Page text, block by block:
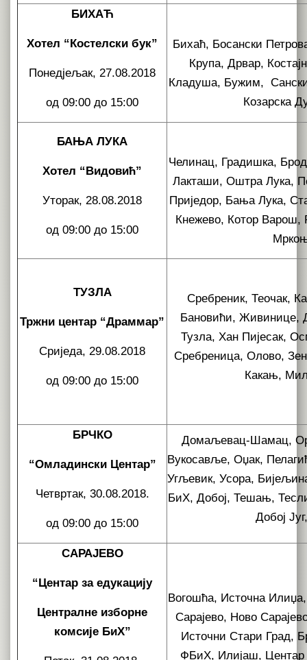
БИХАЋ
Хотел “Костелски бук”
Понедјељак, 27.08.2018
од 09:00 до 15:00
Бихаћ, Босански
Крупа, Дрвар,
Кладуша, Бужим,
Козарска
БАЊА ЛУКА
Хотел “Видовић”
Уторак, 28.08.2018
од 09:00 до 15:00
Челинац, Градишка,
Лакташи, Оштра Лука,
Приједор, Бања Лука,
Кнежево, Котор Варош,
ТУЗЛА
Тржни центар “Драммар”
Сриједа, 29.08.2018
од 09:00 до 15:00
Сребреник, Теочак,
Бановићи, Живинице,
Тузла, Хан Пијесак,
Сребреница, Олово,
Какањ,
БРЧКО
“Омладински Центар”
Четвртак, 30.08.2018.
од 09:00 до 15:00
Домаљевац-Шамац,
Вукосавље, Оџак,
Угљевик, Усора,
БиХ, Добој, Тешањ,
Добој
САРАЈЕВО
“Центар за едукацију
Централне изборне
комсије БиХ”
Вогошћа, Источна
Сарајево, Ново
Источни Стари Град,
ФБиХ, Илијаш, Центар